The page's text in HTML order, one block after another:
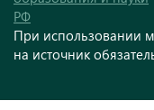
РФ
При использовании
на источник